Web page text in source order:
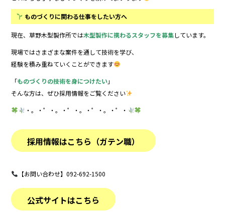
ものづくりに関わる仕事をしたい方へ
現在、草野木型製作所では木型製作に携わるスタッフを募集しています。
現場ではさまざまな案件を通して技術を学び、
経験を積み重ねていくことができます
「ものづくりの技術を身につけたい」
そんな方は、ぜひ採用情報をご覧ください
・。・゜・。・゜・。・゜・。・゜・
採用情報はこちら（ガテン職）
【お問い合わせ】092-692-1500
公式サイトはこちら